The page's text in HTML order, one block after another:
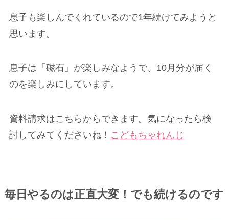
息子も楽しんでくれているので1年続けてみようと
思います。
息子は「磁石」が楽しみなようで、10月分が届く
のを楽しみにしています。
資料請求はこちらからできます。気になったら検
討してみてくださいね！ こどもちゃれんじ
毎日やるのは正直大変！でも続けるのです